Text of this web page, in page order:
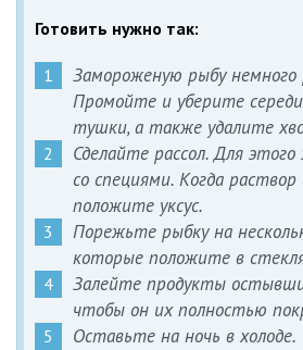
Готовить нужно так:
Замороженую рыбу немного
Промойте и уберите
тушки, а также удалите
Сделайте рассол. Для
со специями. Когда
положите уксус.
Порежьте рыбку на
которые положите в
Залейте продукты
чтобы он их полностью
Оставьте на ночь в холоде.